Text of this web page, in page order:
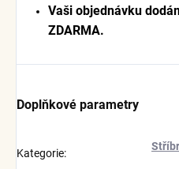
Vaši objednávku
ZDARMA.
Doplňkové parametry
Kategorie: